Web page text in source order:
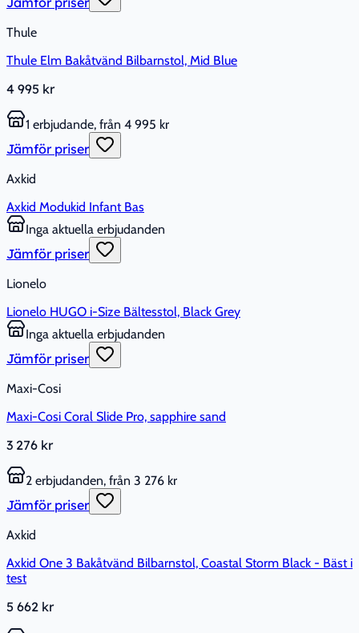
Thule
Thule Elm Bakåtvänd Bilbarnstol, Mid Blue
4 995 kr
1 erbjudande, från 4 995 kr
Jämför priser
Axkid
Axkid Modukid Infant Bas
Inga aktuella erbjudanden
Jämför priser
Lionelo
Lionelo HUGO i-Size Bältesstol, Black Grey
Inga aktuella erbjudanden
Jämför priser
Maxi-Cosi
Maxi-Cosi Coral Slide Pro, sapphire sand
3 276 kr
2 erbjudanden, från 3 276 kr
Jämför priser
Axkid
Axkid One 3 Bakåtvänd Bilbarnstol, Coastal Storm Black - Bäst i
test
5 662 kr